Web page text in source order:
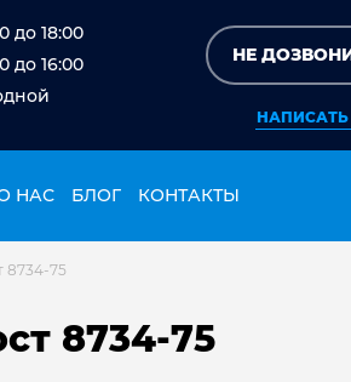
до 18:00
до 16:00
НЕ
НАС БЛОГ КОНТАКТЫ
8734-75
8734-75